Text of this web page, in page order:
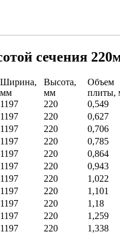
сечения
Ширина,
мм
Высота,
мм
Объем
плиты,
1197 220 0,549
1197 220 0,627
1197 220 0,706
1197 220 0,785
1197 220 0,864
1197 220 0,943
1197 220 1,022
1197 220 1,101
1197 220 1,18
1197 220 1,259
1197 220 1,338